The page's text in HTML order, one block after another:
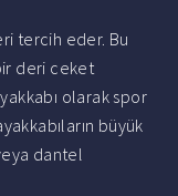
tercih eder. Bu
deri ceket
olarak spor
büyük
dantel